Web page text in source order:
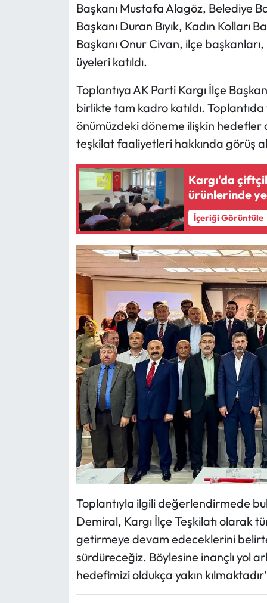
Başkanı Mustafa Alagöz, Belediye
Başkanı Duran Bıyık, Kadın Kolları
Başkanı Onur Civan, ilçe
üyeleri katıldı.
Toplantıya AK Parti Kargı İlçe
birlikte tam kadro katıldı.
önümüzdeki döneme ilişkin
teşkilat faaliyetleri hakkında görüş
Kargı'da
ürünlerinde
İçeriği Görüntüle
Toplantıyla ilgili değerlendirmede
Demiral, Kargı İlçe Teşkilatı olarak
getirmeye devam edeceklerini
sürdüreceğiz. Böylesine inançlı yol
hedefimizi oldukça yakın
Uğurludağ Haberleri
Yayla Haber
Yemek Tarifleri
Yerel Haberler